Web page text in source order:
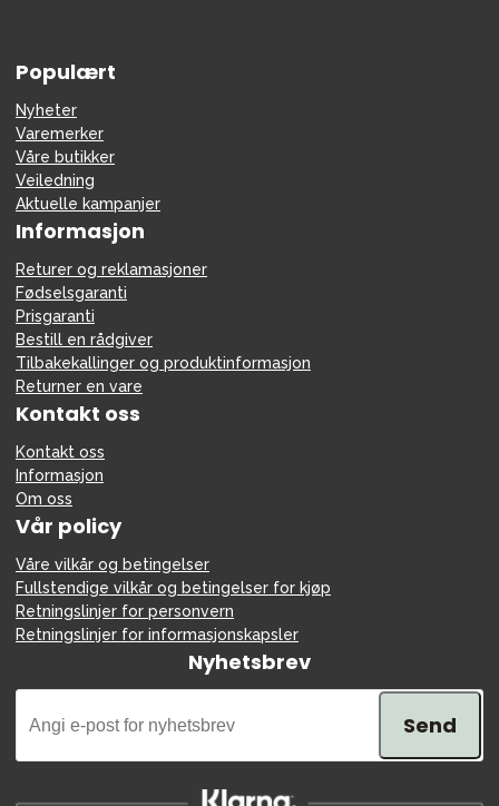
Populært
Nyheter
Varemerker
Våre butikker
Veiledning
Aktuelle kampanjer
Informasjon
Returer og reklamasjoner
Fødselsgaranti
Prisgaranti
Bestill en rådgiver
Tilbakekallinger og produktinformasjon
Returner en vare
Kontakt oss
Kontakt oss
Informasjon
Om oss
Vår policy
Våre vilkår og betingelser
Fullstendige vilkår og betingelser for kjøp
Retningslinjer for personvern
Retningslinjer for informasjonskapsler
Nyhetsbrev
Send